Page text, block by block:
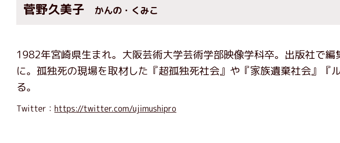
菅野久美子 かんの・くみこ
1982年宮崎県生まれ。大阪芸術大学芸術学部映像学科卒。出版社で
に。孤独死の現場を取材した『超孤独死社会』や『家族遺棄社会』『
る。
Twitter： https://twitter.com/ujimushipro